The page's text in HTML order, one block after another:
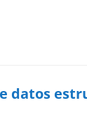
datos